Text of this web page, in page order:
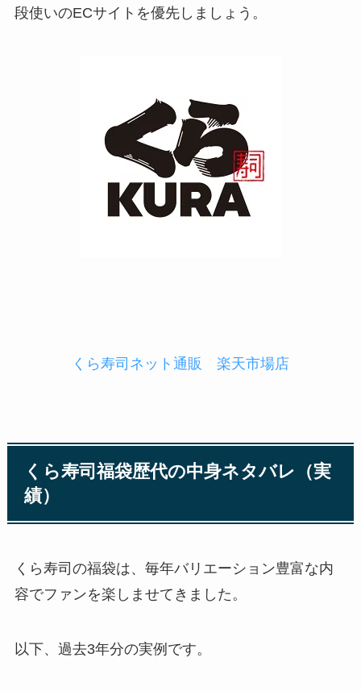
段使いのECサイトを優先しましょう。
くら寿司ネット通販 楽天市場店
くら寿司福袋歴代の中身ネタバレ（実
績）
くら寿司の福袋は、毎年バリエーション豊富な内
容でファンを楽しませてきました。
以下、過去3年分の実例です。